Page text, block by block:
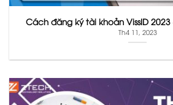
Cách đăng ký tài khoản VissID
Th4 11, 2023